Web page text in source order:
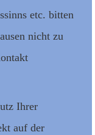
etc. bitten
nicht zu
Ihrer
auf der